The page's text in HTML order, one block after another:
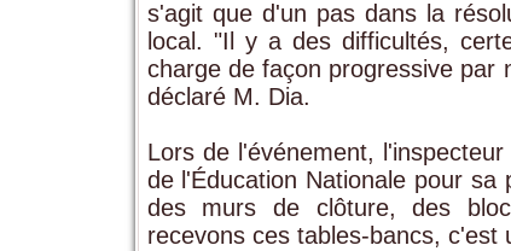
s'agit que d'un pas dans la
local. "Il y a des difficultés,
charge de façon progressive par
déclaré M. Dia.
Lors de l'événement,
de l'Éducation Nationale pour sa
des murs de clôture, des
recevons ces tables-bancs, c'est